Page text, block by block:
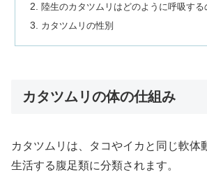
陸生のカタツムリはどのように呼吸する
カタツムリの性別
カタツムリの体の仕組み
カタツムリは、タコやイカと同じ軟体
生活する腹足類に分類されます。